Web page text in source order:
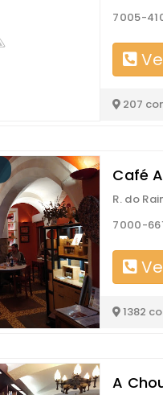
7005-
207
Café
R. do
7000-
1382
A